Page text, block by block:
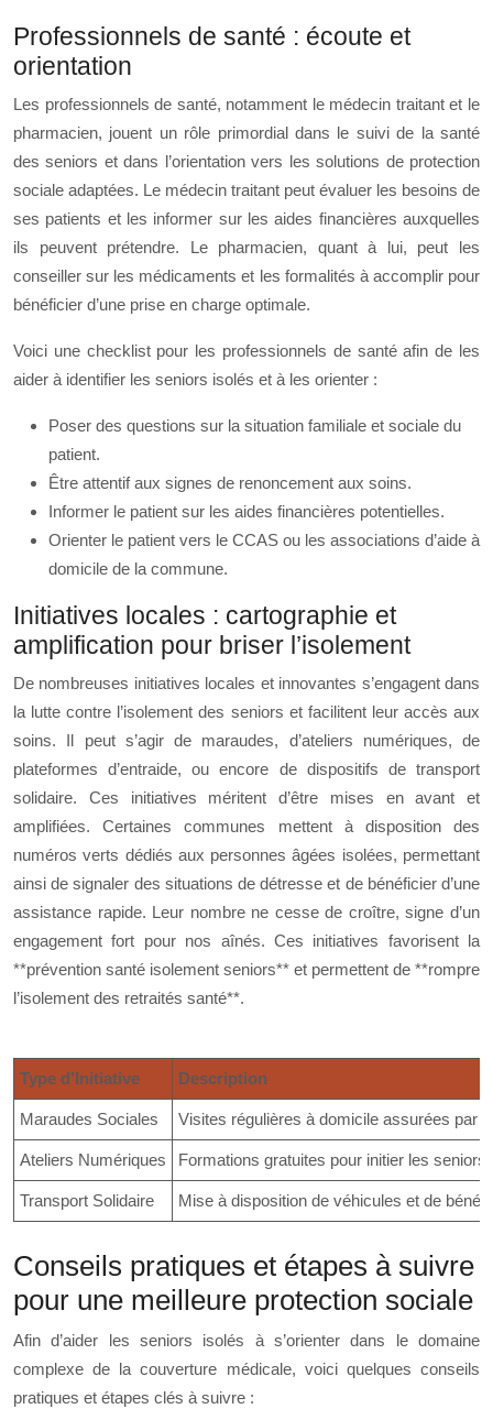
Professionnels de santé : écoute et
orientation
Les professionnels de santé, notamment le médecin traitant et le
pharmacien, jouent un rôle primordial dans le suivi de la santé
des seniors et dans l’orientation vers les solutions de protection
sociale adaptées. Le médecin traitant peut évaluer les besoins de
ses patients et les informer sur les aides financières auxquelles
ils peuvent prétendre. Le pharmacien, quant à lui, peut les
conseiller sur les médicaments et les formalités à accomplir pour
bénéficier d’une prise en charge optimale.
Voici une checklist pour les professionnels de santé afin de les
aider à identifier les seniors isolés et à les orienter :
Poser des questions sur la situation familiale et sociale du
patient.
Être attentif aux signes de renoncement aux soins.
Informer le patient sur les aides financières potentielles.
Orienter le patient vers le CCAS ou les associations d’aide à
domicile de la commune.
Initiatives locales : cartographie et
amplification pour briser l’isolement
De nombreuses initiatives locales et innovantes s’engagent dans
la lutte contre l’isolement des seniors et facilitent leur accès aux
soins. Il peut s’agir de maraudes, d’ateliers numériques, de
plateformes d’entraide, ou encore de dispositifs de transport
solidaire. Ces initiatives méritent d’être mises en avant et
amplifiées. Certaines communes mettent à disposition des
numéros verts dédiés aux personnes âgées isolées, permettant
ainsi de signaler des situations de détresse et de bénéficier d’une
assistance rapide. Leur nombre ne cesse de croître, signe d’un
engagement fort pour nos aînés. Ces initiatives favorisent la
**prévention santé isolement seniors** et permettent de **rompre
l’isolement des retraités santé**.
Type d’Initiative Description
Maraudes Sociales Visites régulières à domicile assurées par
Ateliers Numériques Formations gratuites pour initier les
Transport Solidaire Mise à disposition de véhicules et de
Conseils pratiques et étapes à suivre
pour une meilleure protection sociale
Afin d’aider les seniors isolés à s’orienter dans le domaine
complexe de la couverture médicale, voici quelques conseils
pratiques et étapes clés à suivre :